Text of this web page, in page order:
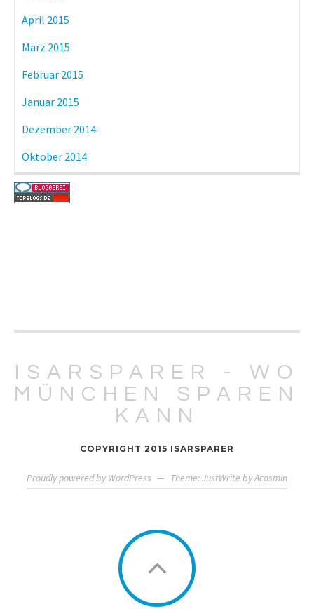
April 2015
März 2015
Februar 2015
Januar 2015
Dezember 2014
Oktober 2014
ISARSPARER - WO
MÜNCHEN SPAREN
KANN
COPYRIGHT 2015 ISARSPARER
Proudly powered by WordPress — Theme: JustWrite byAcosmin